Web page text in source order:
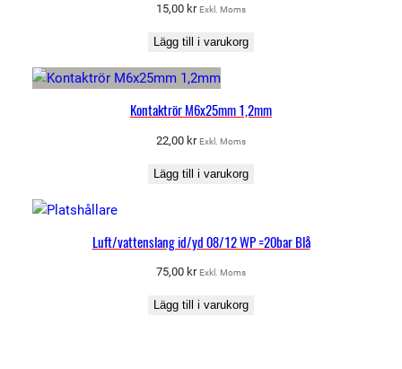
15,00 kr Exkl. Moms
Lägg till i varukorg
Kontaktrör M6x25mm 1,2mm
22,00 kr Exkl. Moms
Lägg till i varukorg
Luft/vattenslang id/yd 08/12 WP =20bar Blå
75,00 kr Exkl. Moms
Lägg till i varukorg